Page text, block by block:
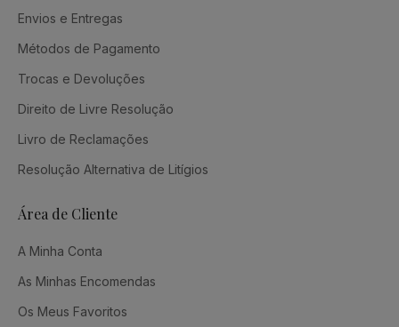
Envios e Entregas
Métodos de Pagamento
Trocas e Devoluções
Direito de Livre Resolução
Livro de Reclamações
Resolução Alternativa de Litígios
Área de Cliente
A Minha Conta
As Minhas Encomendas
Os Meus Favoritos